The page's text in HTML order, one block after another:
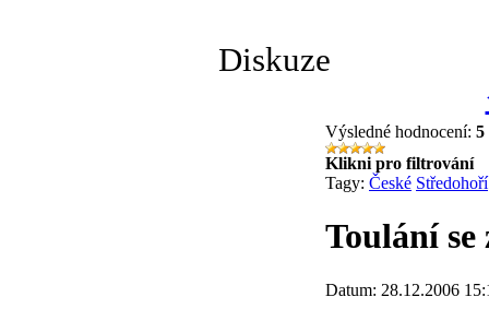
Diskuze
Výsledné hodnocení: 5
Klikni pro filtrování
Tagy: České Středohoří
Toulání
Datum: 28.12.2006